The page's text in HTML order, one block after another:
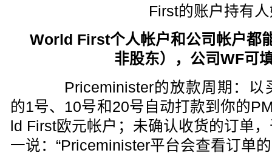
First的账户持有
World First个人帐户和公司帐户都
非股东），公司WF可
Priceminister的放款周期：以
的1号、10号和20号自动打款到你的
ld First欧元帐户；未确认收货的订单
一说：“Priceminister平台会查看订单